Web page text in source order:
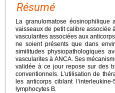
Résumé
La granulomatose éosinophilique
vaisseaux de petit calibre associée
vascularites associées aux
ne soient présents que dans
similitudes physiopathologiques
vascularites à ANCA. Ses
validée à ce jour repose sur des
conventionnels. L’utilisation de
les anticorps ciblant
lymphocytes B.